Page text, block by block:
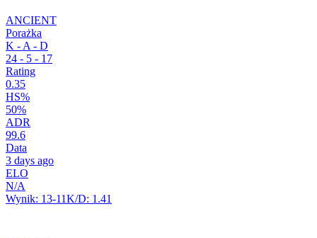
ANCIENT
Porażka
K - A - D
24 - 5 - 17
Rating
0.35
HS%
50%
ADR
99.6
Data
3 days ago
ELO
N/A
Wynik: 13-11K/D: 1.41